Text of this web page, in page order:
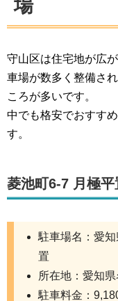
場
守山区は住宅地が広
車場が数多く整備さ
ころが多いです。
中でも格安でおすす
す。
菱池町6-7 月極平
駐車場名：愛
置
所在地：愛知
駐車料金：